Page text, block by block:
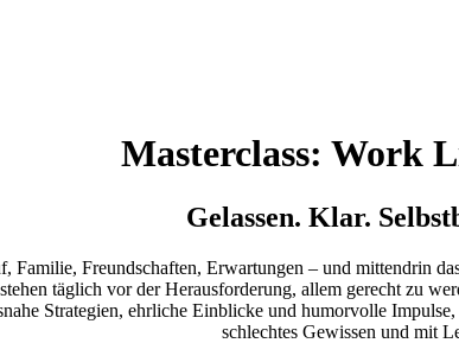
Masterclass: Work
Gelassen. Klar.
Familie, Freundschaften, Erwartungen – und mittendrin
täglich vor der Herausforderung, allem gerecht zu
Strategien, ehrliche Einblicke und humorvolle
schlechtes Gewissen und mit